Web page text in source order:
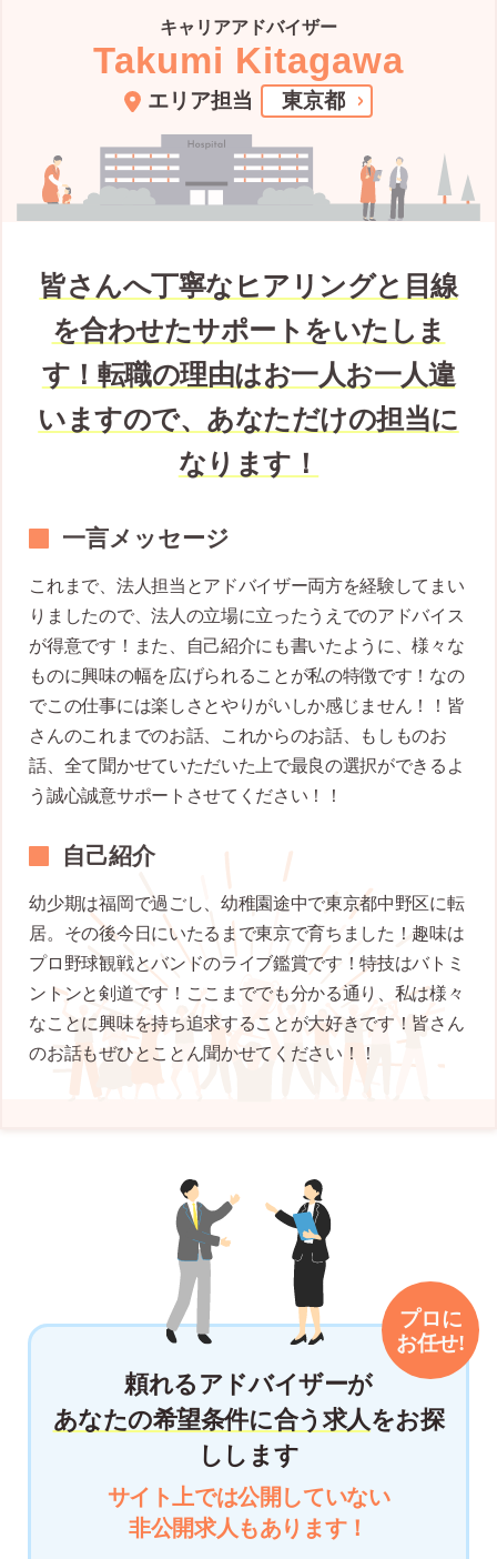
キャリアアドバイザー
Takumi Kitagawa
エリア担当 東京都
皆さんへ丁寧なヒアリングと目線
を合わせたサポートをいたしま
す！転職の理由はお一人お一人違
いますので、あなただけの担当に
なります！
一言メッセージ
これまで、法人担当とアドバイザー両方を経験してまい
りましたので、法人の立場に立ったうえでのアドバイス
が得意です！また、自己紹介にも書いたように、様々な
ものに興味の幅を広げられることが私の特徴です！なの
でこの仕事には楽しさとやりがいしか感じません！！皆
さんのこれまでのお話、これからのお話、もしものお
話、全て聞かせていただいた上で最良の選択ができるよ
う誠心誠意サポートさせてください！！
自己紹介
幼少期は福岡で過ごし、幼稚園途中で東京都中野区に転
居。その後今日にいたるまで東京で育ちました！趣味は
プロ野球観戦とバンドのライブ鑑賞です！特技はバトミ
ントンと剣道です！ここまででも分かる通り、私は様々
なことに興味を持ち追求することが大好きです！皆さん
のお話もぜひとことん聞かせてください！！
頼れるアドバイザーが
あなたの希望条件に合う求人をお探
しします
サイト上では公開していない
非公開求人もあります！